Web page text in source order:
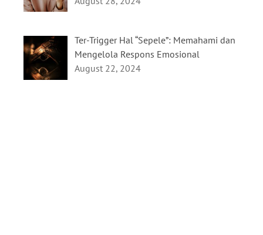
Ter-Trigger Hal “Sepele”: Memahami dan
Mengelola Respons Emosional
August 22, 2024